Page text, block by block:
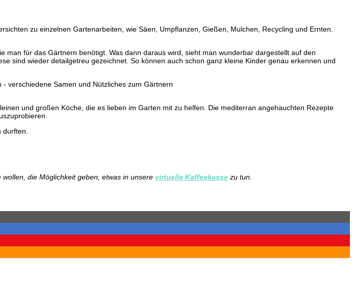
zu einzelnen Gartenarbeiten, wie Säen, Umpflanzen, Gießen, Mulchen, Recycling und Ernten.
für das Gärtnern benötigt. Was dann daraus wird, sieht man wunderbar dargestellt auf den
sind wieder detailgetreu gezeichnet. So können auch schon ganz kleine Kinder genau erkennen und
und großen Köche, die es lieben im Garten mit zu helfen. Die mediterran angehauchten Rezepte
durften.
die Möglichkeit geben, etwas in unsere virtuelle Kaffeekasse zu tun.